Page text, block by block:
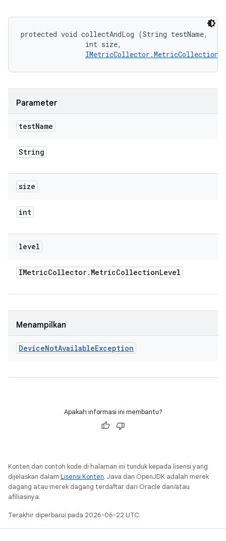
protected void collectAndLog (String testName,
                int size,
Parameter
testName
String
size
int
level
IMetricCollector. MetricCollectionLevel
Menampilkan
DeviceNotAvailableException
Apakah informasi ini membantu?
Konten dan contoh kode di halaman ini tunduk kepada lisensi yang
dijelaskan dalam Lisensi Konten. Java dan OpenJDK adalah merek
dagang atau merek dagang terdaftar dari Oracle dan/atau
afiliasinya.
Terakhir diperbarui pada 2026-06-22 UTC.